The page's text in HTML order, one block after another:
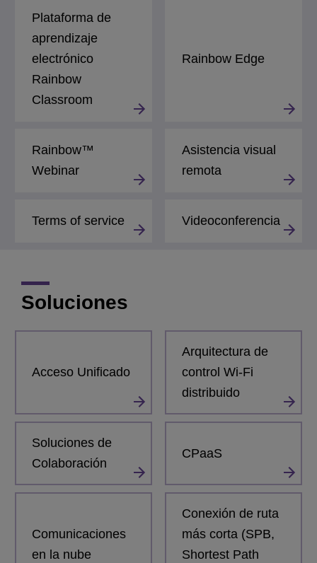
Plataforma de
aprendizaje
electrónico
Rainbow
Classroom
Rainbow Edge
Rainbow™
Webinar
Asistencia visual
remota
Terms of service Videoconferencia
Soluciones
Acceso Unificado
Arquitectura de
control Wi-Fi
distribuido
Soluciones de
Colaboración
CPaaS
Comunicaciones
en la nube
Conexión de ruta
más corta (SPB,
Shortest Path